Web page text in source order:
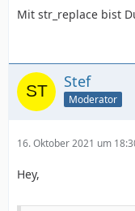
Mit str_replace bist
Stef
Moderator
16. Oktober 2021 um
Hey,